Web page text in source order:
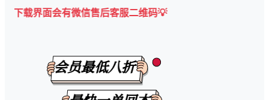
有微信售后客服二维码💡